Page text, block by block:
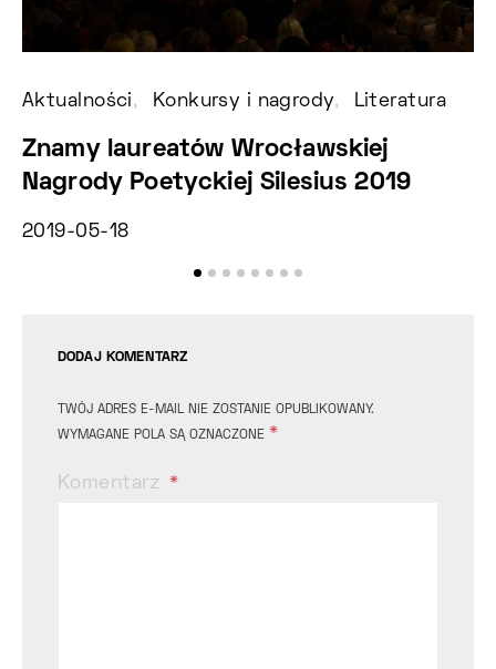
Aktualności Konkursy i nagrody Literatura
Znamy laureatów Wrocławskiej
Nagrody Poetyckiej Silesius 2019
2019-05-18
DODAJ KOMENTARZ
TWÓJ ADRES E-MAIL NIE ZOSTANIE OPUBLIKOWANY.
WYMAGANE POLA SĄ OZNACZONE *
Komentarz